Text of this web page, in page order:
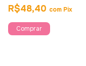
R$48,40 com Pix
Comprar